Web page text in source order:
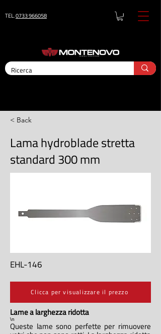
TEL.0733 966058
< Back
Lama hydroblade stretta
standard 300 mm
EHL-146
Clicca per visualizzare il prezzo
Lame a larghezza ridotta
\n
Queste lame sono perfette per rimuovere